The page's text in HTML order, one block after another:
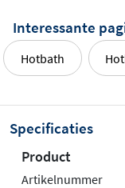
Interessante
Hotbath
Specificaties
Product
Artikelnummer